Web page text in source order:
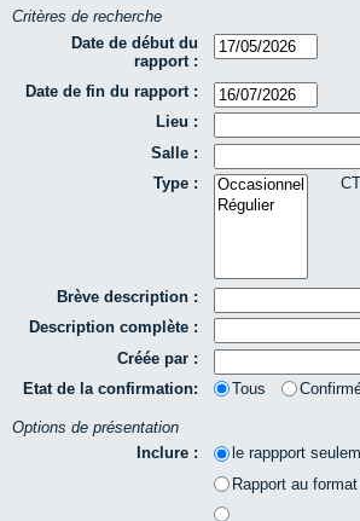
Critères de recherche
Date de début du
rapport :
Date de fin du rapport :
Lieu :
Salle :
Type :
Brève description :
Description complète :
Créée par :
Etat de la confirmation:
Tous
Options de présentation
Inclure :
le rappport
Rapport au